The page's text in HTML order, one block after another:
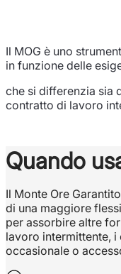
Il MOG è uno
in funzione delle
che si differenzia sia
contratto di lavoro
Quando
Il Monte Ore
di una maggiore
per assorbire altre
lavoro intermittente,
occasionale o